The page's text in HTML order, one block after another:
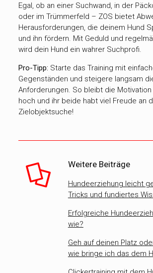
Egal, ob an einer Suchwand, in der
oder im Trümmerfeld – ZOS bietet
Herausforderungen, die deinem Hund
und ihn fördern. Mit Geduld und
wird dein Hund ein wahrer Suchprofi.
Pro-Tipp: Starte das Training mit
Gegenständen und steigere langsam
Anforderungen. So bleibt die
hoch und ihr beide habt viel Freude an
Zielobjektsuche!
Weitere Beiträge
Hundeerziehung leicht
Tricks und fundiertes
Erfolgreiche
wie?
Geh auf deinen Platz
wie bringe ich das dem